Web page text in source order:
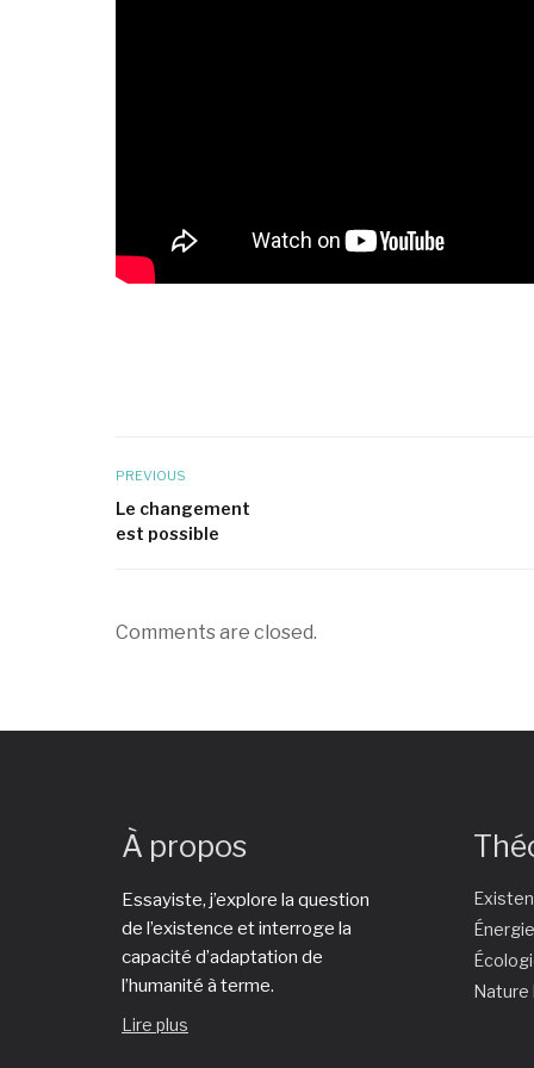
PREVIOUS
Le changement
est possible
Comments are closed.
À propos
Essayiste, j’explore la question
de l’existence et interroge la
capacité d’adaptation de
l’humanité à terme.
Lire plus
Énergie
Nature